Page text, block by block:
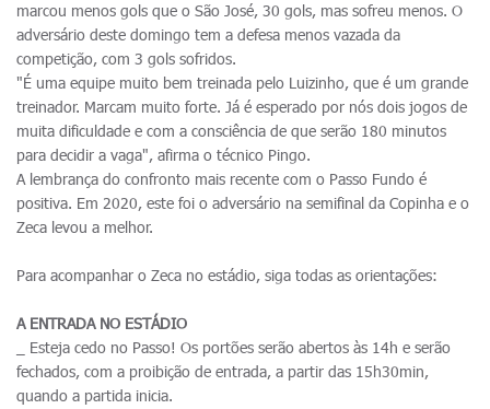
marcou menos gols que o São José, 30 gols, mas sofreu menos. O
adversário deste domingo tem a defesa menos vazada da
competição, com 3 gols sofridos.
"É uma equipe muito bem treinada pelo Luizinho, que é um grande
treinador. Marcam muito forte. Já é esperado por nós dois jogos de
muita dificuldade e com a consciência de que serão 180 minutos
para decidir a vaga", afirma o técnico Pingo.
A lembrança do confronto mais recente com o Passo Fundo é
positiva. Em 2020, este foi o adversário na semifinal da Copinha e o
Zeca levou a melhor.
Para acompanhar o Zeca no estádio, siga todas as orientações:
A ENTRADA NO ESTÁDIO
_ Esteja cedo no Passo! Os portões serão abertos às 14h e serão
fechados, com a proibição de entrada, a partir das 15h30min,
quando a partida inicia.